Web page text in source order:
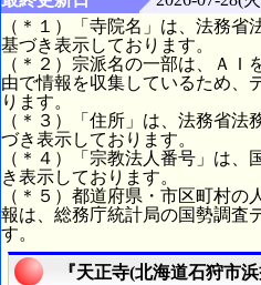
（＊１）「寺院名」は、法務省
基づき表示しております。
（＊２）宗派名の一部は、Ａ
由で情報を収集しているため、
ります。
（＊３）「住所」は、法務省
づき表示しております。
（＊４）「宗教法人番号」は
き表示しております。
（＊５）都道府県・市区町村
報は、総務庁統計局の国勢調査
す。
『天正寺(北海道石狩市